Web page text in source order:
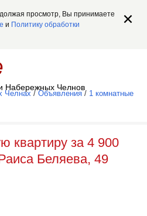
просмотр, Вы принимаете
и Политику обработки
Набережных Челнов
Челнах / Объявления / 1 комнатные
квартиру за 4 900
Беляева, 49